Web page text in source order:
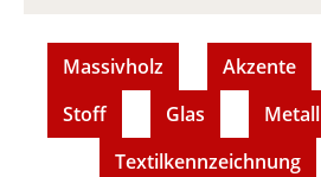
Massivholz Akzente
Stoff
Glas Metall
Textilkennzeichnung